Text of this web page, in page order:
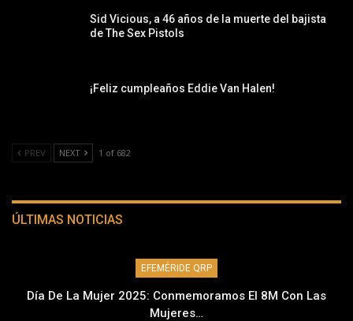
Sid Vicious, a 46 años de la muerte del bajista
de The Sex Pistols
¡Feliz cumpleaños Eddie Van Halen!
PREV NEXT 1 of 682
ÚLTIMAS NOTICIAS
EFEMÉRIDE QRP
Día De La Mujer 2025: Conmemoramos El 8M Con Las
Mujeres…